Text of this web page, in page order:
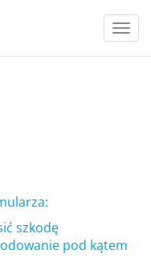
szkodę
pod kątem